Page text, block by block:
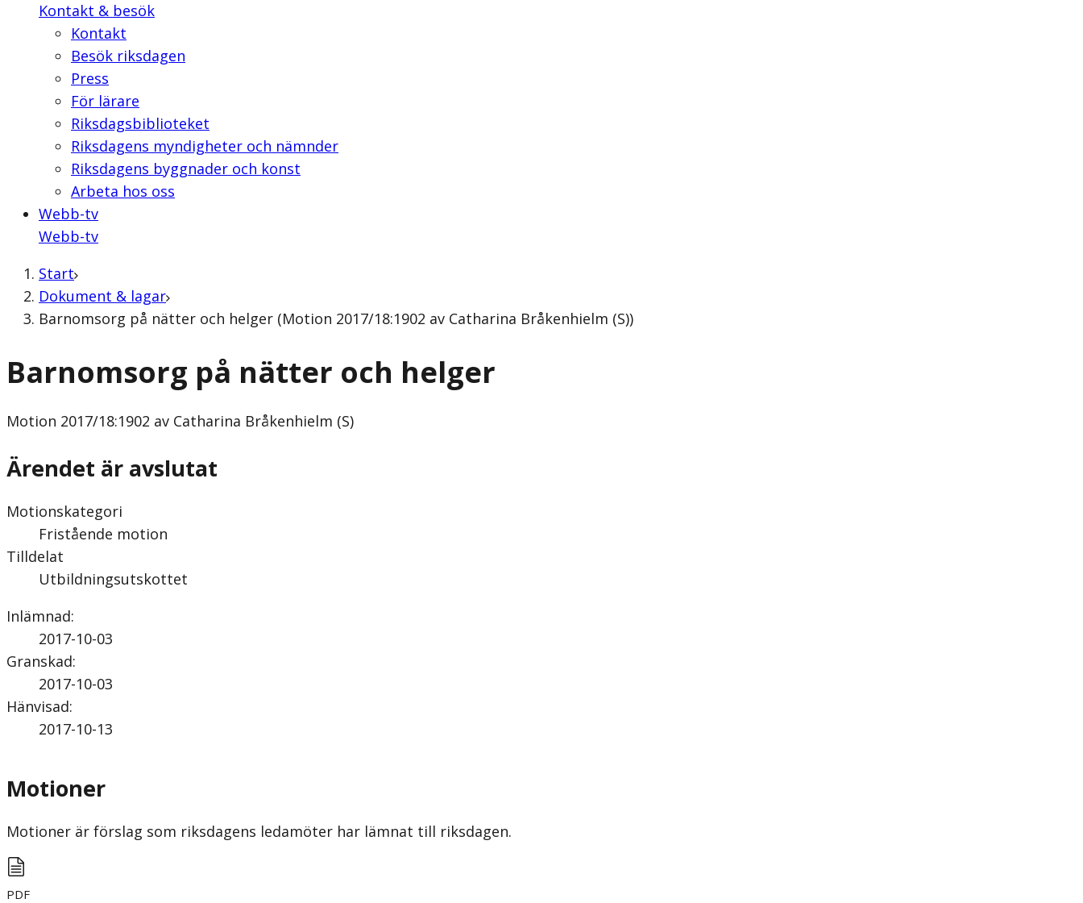
Kontakt & besök
Kontakt
Besök riksdagen
Press
För lärare
Riksdagsbiblioteket
Riksdagens myndigheter och nämnder
Riksdagens byggnader och konst
Arbeta hos oss
Webb-tv
Webb-tv
Start
Dokument & lagar
Barnomsorg på nätter och helger (Motion 2017/18:1902 av Catharina Bråkenhielm (S))
Barnomsorg på nätter och helger
Motion 2017/18:1902 av Catharina Bråkenhielm (S)
Ärendet är avslutat
Motionskategori
Fristående motion
Tilldelat
Utbildningsutskottet
Inlämnad:
2017-10-03
Granskad:
2017-10-03
Hänvisad:
2017-10-13
Motioner
Motioner är förslag som riksdagens ledamöter har lämnat till riksdagen.
PDF